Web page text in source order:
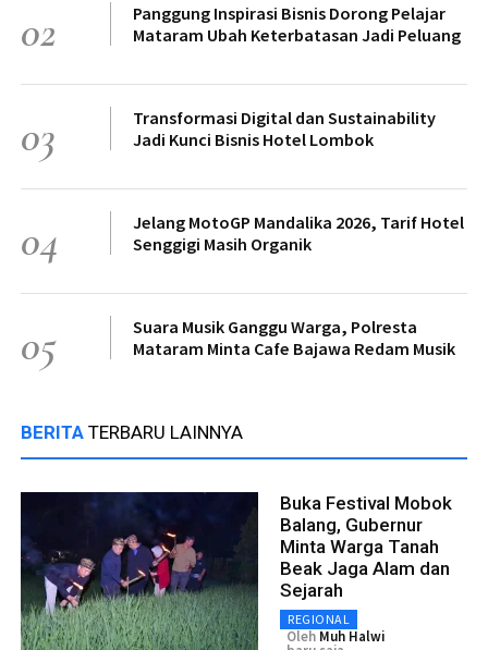
02
Panggung Inspirasi Bisnis Dorong Pelajar
Mataram Ubah Keterbatasan Jadi Peluang
03
Transformasi Digital dan Sustainability
Jadi Kunci Bisnis Hotel Lombok
04
Jelang MotoGP Mandalika 2026, Tarif Hotel
Senggigi Masih Organik
05
Suara Musik Ganggu Warga, Polresta
Mataram Minta Cafe Bajawa Redam Musik
BERITA TERBARU LAINNYA
Buka Festival Mobok
Balang, Gubernur
Minta Warga Tanah
Beak Jaga Alam dan
Sejarah
REGIONAL
Oleh Muh Halwi